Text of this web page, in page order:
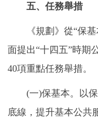
五、任務舉措
《規劃》從“保基
面提出“十四五”時期
40項重點任務舉措。
(一)保基本。以保
底線，提升基本公共